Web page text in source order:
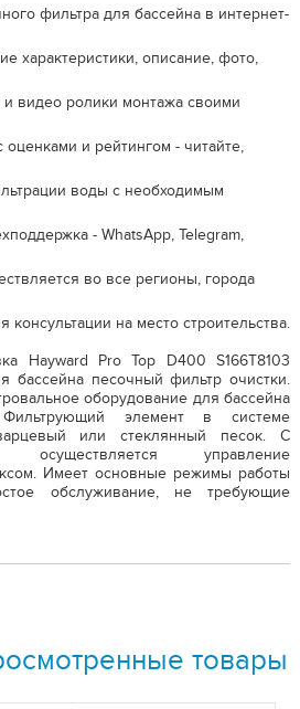
фильтра для бассейна в интернет-
характеристики, описание, фото,
и видео ролики монтажа своими
и рейтингом - читайте,
воды с необходимым
- WhatsApp, Telegram,
во все регионы, города
консультации на место строительства.
Hayward Pro Top D400 S166T8103
бассейна песочный фильтр очистки.
оборудование для бассейна
Фильтрующий элемент в системе
или стеклянный песок. С
управление
Имеет основные режимы работы
обслуживание, не требующие
товары